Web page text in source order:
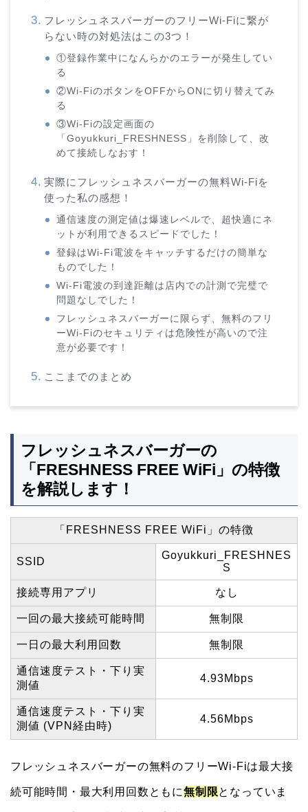
フレッシュネスバーガーのフリーWi-Fiに繋が
らない時の対処法はこの3つ！
①登録作業中になんらかのエラーが発生してい
る
②Wi-FiのボタンをOFFからONに切り替えてみ
る
③Wi-Fiの設定画面の
「Goyukkuri_FRESHNESS」を削除して、改
めて接続しなおす！
実際にフレッシュネスバーガーの無料Wi-Fiを
使った私の感想！
通信速度の測定値は爆速レベルで、超快適にネ
ットが利用できるスピードでした！
登録はWi-Fi電波をキャッチするだけの簡単な
ものでした！
Wi-Fi電波の到達距離は店内での計測で完璧で
問題なしでした！
フレッシュネスバーガーに限らず、無料のフリ
ーWi-Fiのセキュリティは危険性が高いので注
意が必要です！
ここまでのまとめ
フレッシュネスバーガーの
「FRESHNESS FREE WiFi」の特徴
を解説します！
「FRESHNESS FREE WiFi」の特徴
SSID
Goyukkuri_FRESHNES
S
接続専用アプリ なし
一回の最大接続可能時間 無制限
一日の最大利用回数 無制限
通信速度テスト・下り実
測値
4.93Mbps
通信速度テスト・下り実
測値 (VPN経由時)
4.56Mbps
フレッシュネスバーガーの無料のフリーWi-Fiは最大接
続可能時間・最大利用回数ともに無制限となっていま